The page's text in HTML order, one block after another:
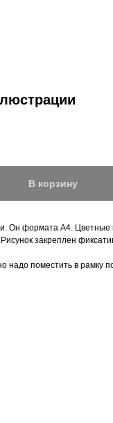
В корзину
Он формата А4. Цветные
закреплен
надо поместить в рамку